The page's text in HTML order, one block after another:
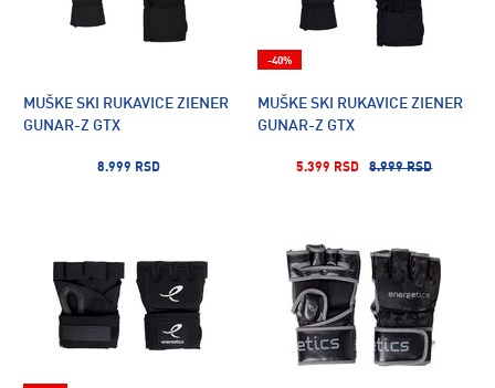
MUŠKE SKI RUKAVICE ZIENER
GUNAR-Z GTX
8.999 RSD
MUŠKE SKI RUKAVICE ZIENER
GUNAR-Z GTX
5.399 RSD 8.999 RSD
-40%